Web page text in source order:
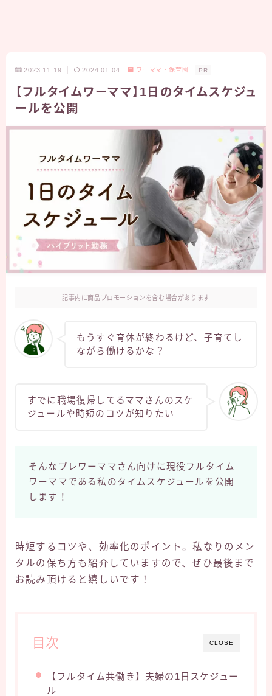
2023.11.19 2024.01.04 ワーママ・保育園 PR
【フルタイムワーママ】1日のタイムスケジュ
ールを公開
記事内に商品プロモーションを含む場合があります
もうすぐ育休が終わるけど、子育てし
ながら働けるかな？
すでに職場復帰してるママさんのスケ
ジュールや時短のコツが知りたい
そんなプレワーママさん向けに現役フルタイム
ワーママである私のタイムスケジュールを公開
します！
時短するコツや、効率化のポイント。私なりのメン
タルの保ち方も紹介していますので、ぜひ最後まで
お読み頂けると嬉しいです！
CLOSE
目次
【フルタイム共働き】夫婦の1日スケジュー
ル